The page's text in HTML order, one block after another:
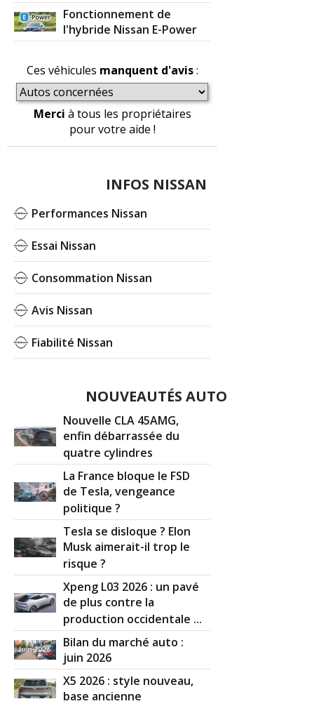
Fonctionnement de
l'hybride Nissan E-Power
Ces véhicules manquent d'avis:
Merci à tous les propriétaires
pour votre aide !
INFOS NISSAN
Performances Nissan
Essai Nissan
Consommation Nissan
Avis Nissan
Fiabilité Nissan
NOUVEAUTÉS AUTO
Nouvelle CLA 45AMG,
enfin débarrassée du
quatre cylindres
La France bloque le FSD
de Tesla, vengeance
politique ?
Tesla se disloque ? Elon
Musk aimerait-il trop le
risque ?
Xpeng L03 2026 : un pavé
de plus contre la
production occidentale ...
Bilan du marché auto :
juin 2026
X5 2026 : style nouveau,
base ancienne